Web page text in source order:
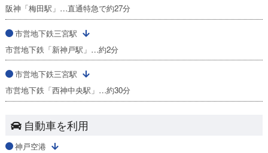
阪神「梅田駅」…直通特急で約27分
市営地下鉄三宮駅
市営地下鉄「新神戸駅」…約2分
市営地下鉄三宮駅
市営地下鉄「西神中央駅」…約30分
自動車を利用
神戸空港